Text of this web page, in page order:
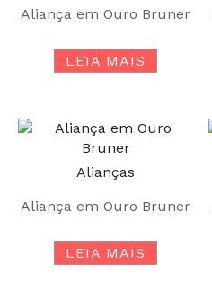
Aliança em Ouro Bruner
LEIA MAIS
Alianças
Aliança em Ouro Bruner
LEIA MAIS